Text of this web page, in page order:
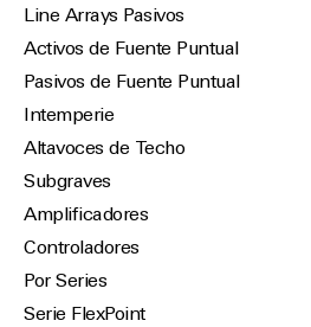
Line Arrays Pasivos
Activos de Fuente Puntual
Pasivos de Fuente Puntual
Intemperie
Altavoces de Techo
Subgraves
Amplificadores
Controladores
Por Series
Serie FlexPoint